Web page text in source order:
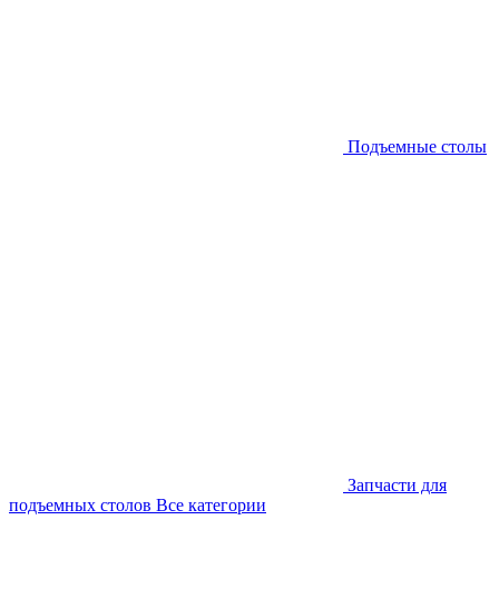
Подъемные столы
Запчасти для
подъемных столов Все категории